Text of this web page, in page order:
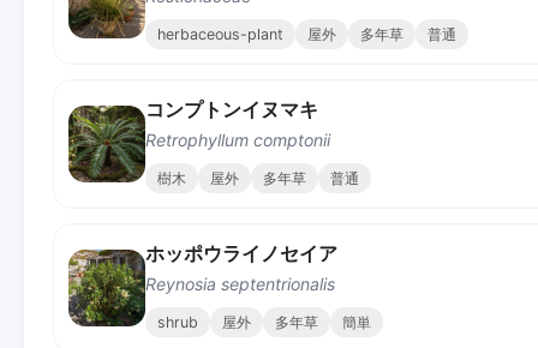
herbaceous-plant 屋外 多年草 普通
コンプトンイヌマキ
Retrophyllum comptonii
樹木 屋外 多年草 普通
ホッポウライノセイア
Reynosia septentrionalis
shrub 屋外 多年草 簡単